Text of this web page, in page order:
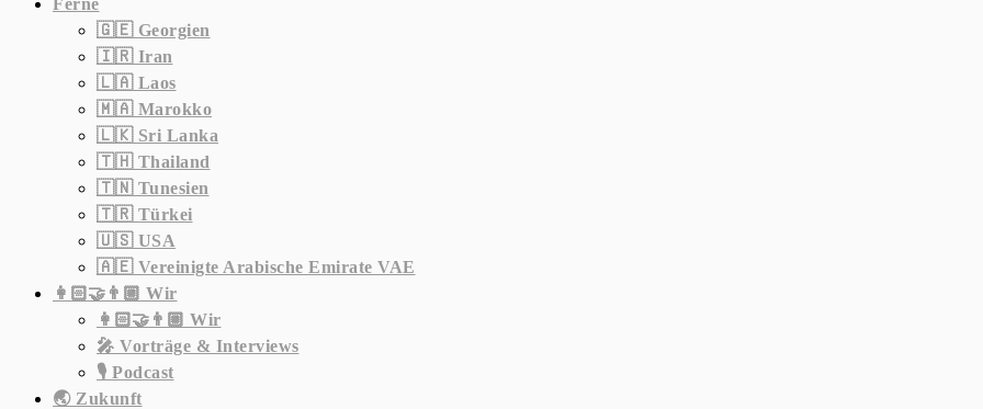
Ferne
🇬🇪 Georgien
🇮🇷 Iran
🇱🇦 Laos
🇲🇦 Marokko
🇱🇰 Sri Lanka
🇹🇭 Thailand
🇹🇳 Tunesien
🇹🇷 Türkei
🇺🇸 USA
🇦🇪 Vereinigte Arabische Emirate VAE
👩🏻‍🤝‍👨🏼 Wir
👩🏻‍🤝‍👨🏼 Wir
🎤 Vorträge & Interviews
🎙️ Podcast
🌏 Zukunft